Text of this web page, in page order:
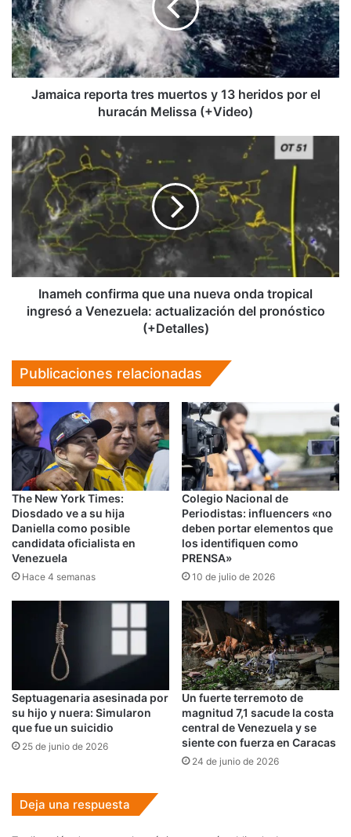
y
13
heridos
por
el
huracán
Jamaica reporta tres muertos y 13 heridos por el
huracán Melissa (+Video)
Inameh
confirma
que
una
nueva
onda
tropical
ingresó
a
Venezuela:
actualización
Inameh confirma que una nueva onda tropical
ingresó a Venezuela: actualización del pronóstico
(+Detalles)
Publicaciones relacionadas
The New York Times:
Diosdado ve a su hija
Daniella como posible
candidata oficialista en
Venezuela
Hace 4 semanas
Colegio Nacional de
Periodistas: influencers «no
deben portar elementos que
los identifiquen como
PRENSA»
10 de julio de 2026
Septuagenaria asesinada por
su hijo y nuera: Simularon
que fue un suicidio
25 de junio de 2026
Un fuerte terremoto de
magnitud 7,1 sacude la costa
central de Venezuela y se
siente con fuerza en Caracas
24 de junio de 2026
Deja una respuesta